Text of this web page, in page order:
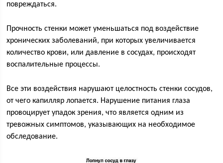
повреждаться.
Прочность стенки может уменьшаться под воздействие
хронических заболеваний, при которых увеличивается
количество крови, или давление в сосудах, происходят
воспалительные процессы.
Все эти воздействия нарушают целостность стенки сосудов,
от чего капилляр лопается. Нарушение питания глаза
провоцирует упадок зрения, что является одним из
тревожных симптомов, указывающих на необходимое
обследование.